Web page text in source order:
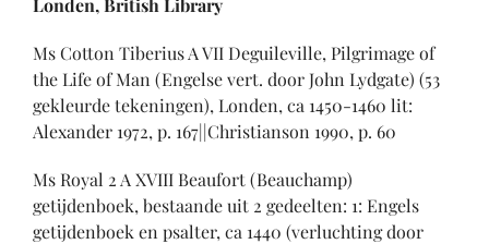
Londen, British Library
Ms Cotton Tiberius A VII Deguileville, Pilgrimage of
the Life of Man (Engelse vert. door John Lydgate) (53
gekleurde tekeningen), Londen, ca 1450-1460 lit:
Alexander 1972, p. 167||Christianson 1990, p. 60
Ms Royal 2 A XVIII Beaufort (Beauchamp)
getijdenboek, bestaande uit 2 gedeelten: 1: Engels
getijdenboek en psalter, ca 1440 (verluchting door